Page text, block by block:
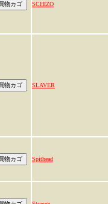
SCHIZO
SLAVER
Spithead